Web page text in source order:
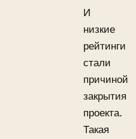
И
низкие
рейтинги
стали
причиной
закрытия
проекта.
Такая